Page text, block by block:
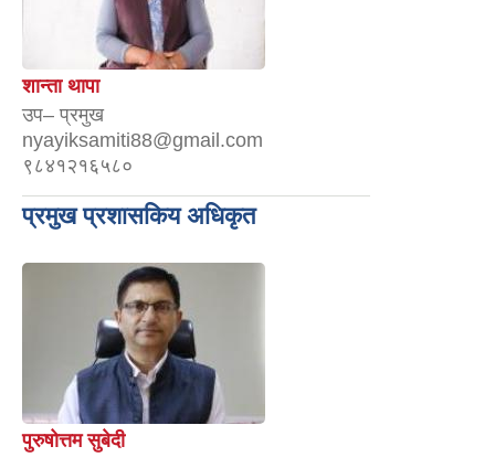
शान्ता थापा
उप– प्रमुख
nyayiksamiti88@gmail.com
९८४१२१६५८०
प्रमुख प्रशासकिय अधिकृत
पुरुषोत्तम सुबेदी